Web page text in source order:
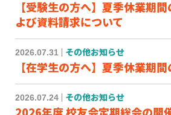
【受験生の方へ】夏季休業期
よび資料請求について
2026.07.31 その他お知らせ
【在学生の方へ】夏季休業期
2026.07.24 その他お知らせ